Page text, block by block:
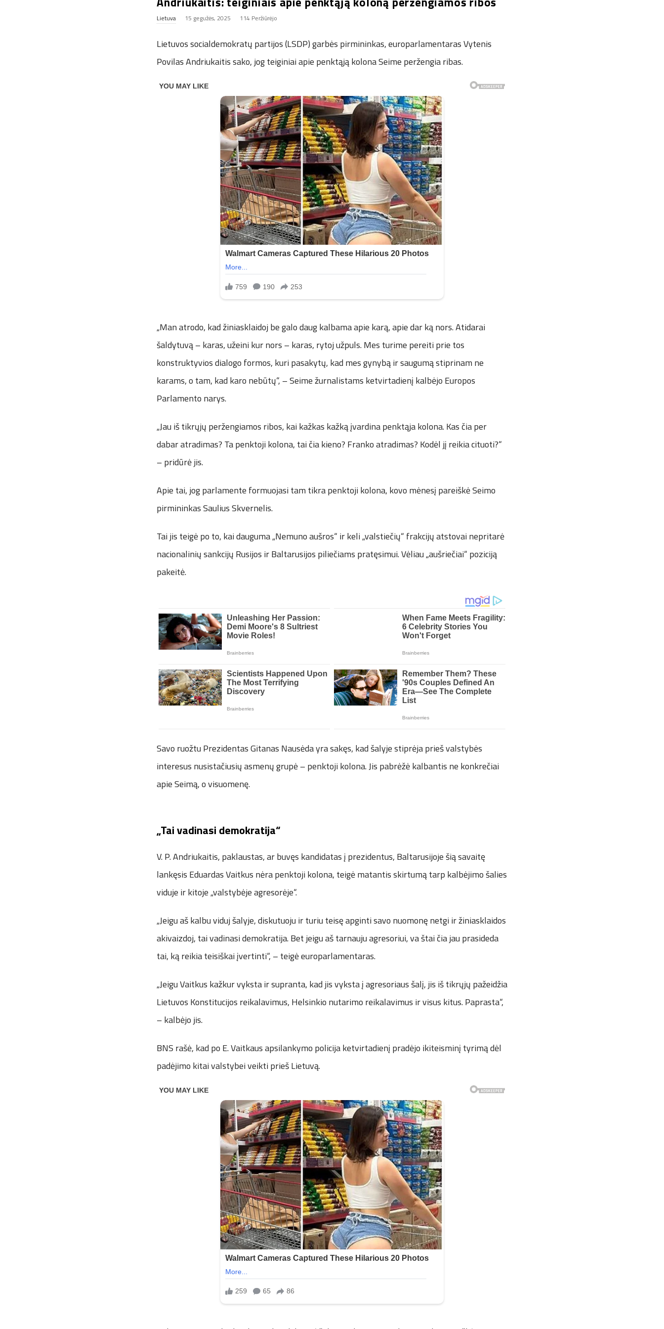
Lietuva 15 gegužės, 2025 114 Peržiūrėjo
Lietuvos socialdemokratų partijos (LSDP) garbės pirmininkas, europarlamentaras Vytenis
Povilas Andriukaitis sako, jog teiginiai apie penktąją kolona Seime peržengia ribas.
„Man atrodo, kad žiniasklaidoj be galo daug kalbama apie karą, apie dar ką nors. Atidarai
šaldytuvą – karas, užeini kur nors – karas, rytoj užpuls. Mes turime pereiti prie tos
konstruktyvios dialogo formos, kuri pasakytų, kad mes gynybą ir saugumą stiprinam ne
karams, o tam, kad karo nebūtų“, – Seime žurnalistams ketvirtadienį kalbėjo Europos
Parlamento narys.
„Jau iš tikrųjų peržengiamos ribos, kai kažkas kažką įvardina penktąja kolona. Kas čia per
dabar atradimas? Ta penktoji kolona, tai čia kieno? Franko atradimas? Kodėl jį reikia cituoti?“
– pridūrė jis.
Apie tai, jog parlamente formuojasi tam tikra penktoji kolona, kovo mėnesį pareiškė Seimo
pirmininkas Saulius Skvernelis.
Tai jis teigė po to, kai dauguma „Nemuno aušros“ ir keli „valstiečių“ frakcijų atstovai nepritarė
nacionalinių sankcijų Rusijos ir Baltarusijos piliečiams pratęsimui. Vėliau „aušriečiai“ poziciją
pakeitė.
Savo ruožtu Prezidentas Gitanas Nausėda yra sakęs, kad šalyje stiprėja prieš valstybės
interesus nusistačiusių asmenų grupė – penktoji kolona. Jis pabrėžė kalbantis ne konkrečiai
apie Seimą, o visuomenę.
„Tai vadinasi demokratija“
V. P. Andriukaitis, paklaustas, ar buvęs kandidatas į prezidentus, Baltarusijoje šią savaitę
lankęsis Eduardas Vaitkus nėra penktoji kolona, teigė matantis skirtumą tarp kalbėjimo šalies
viduje ir kitoje „valstybėje agresorėje“.
„Jeigu aš kalbu viduj šalyje, diskutuoju ir turiu teisę apginti savo nuomonę netgi ir žiniasklaidos
akivaizdoj, tai vadinasi demokratija. Bet jeigu aš tarnauju agresoriui, va štai čia jau prasideda
tai, ką reikia teisiškai įvertinti“, – teigė europarlamentaras.
„Jeigu Vaitkus kažkur vyksta ir supranta, kad jis vyksta į agresoriaus šalį, jis iš tikrųjų pažeidžia
Lietuvos Konstitucijos reikalavimus, Helsinkio nutarimo reikalavimus ir visus kitus. Paprasta“,
– kalbėjo jis.
BNS rašė, kad po E. Vaitkaus apsilankymo policija ketvirtadienį pradėjo ikiteisminį tyrimą dėl
padėjimo kitai valstybei veikti prieš Lietuvą.